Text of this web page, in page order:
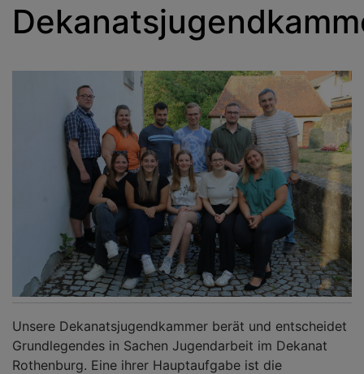
Unsere Dekanatsjugendkammer berät und entscheidet
Grundlegendes in Sachen Jugendarbeit im Dekanat
Rothenburg. Eine ihrer Hauptaufgabe ist die